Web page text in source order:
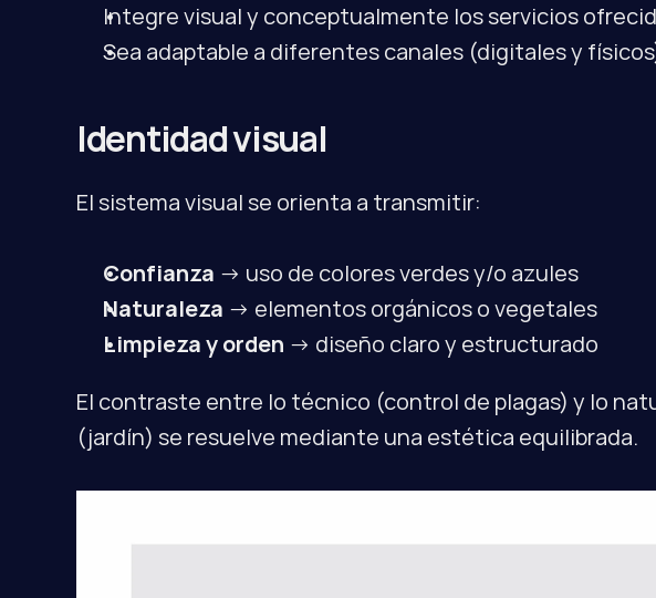
Integre visual y conceptualmente los servicios
Sea adaptable a diferentes canales (digitales y
Identidad visual
El sistema visual se orienta a transmitir:
Confianza → uso de colores verdes y/o azules
Naturaleza → elementos orgánicos o vegetales
Limpieza y orden → diseño claro y estructurado
El contraste entre lo técnico (control de plagas) y lo
(jardín) se resuelve mediante una estética equilibrada.